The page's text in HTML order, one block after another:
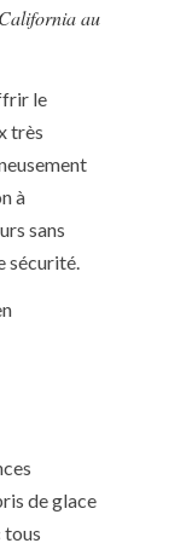
au
le
très
à
sans
sécurité.
de glace
tous